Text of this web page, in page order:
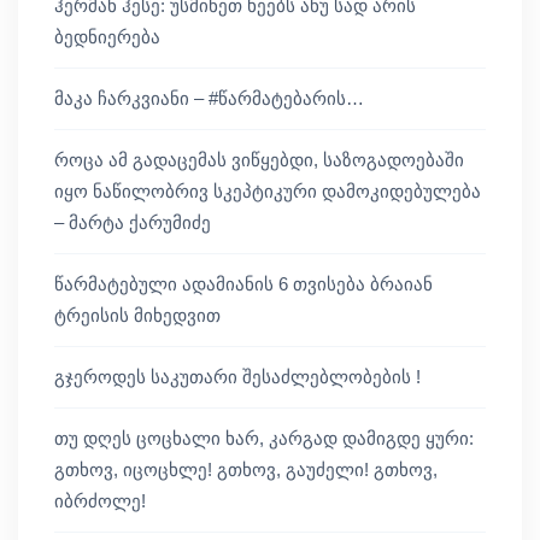
ჰერმან ჰესე: უსმინეთ ხეებს ანუ სად არის
ბედნიერება
მაკა ჩარკვიანი – #წარმატებარის…
როცა ამ გადაცემას ვიწყებდი, საზოგადოებაში
იყო ნაწილობრივ სკეპტიკური დამოკიდებულება
– მარტა ქარუმიძე
წარმატებული ადამიანის 6 თვისება ბრაიან
ტრეისის მიხედვით
გჯეროდეს საკუთარი შესაძლებლობების !
თუ დღეს ცოცხალი ხარ, კარგად დამიგდე ყური:
გთხოვ, იცოცხლე! გთხოვ, გაუძელი! გთხოვ,
იბრძოლე!